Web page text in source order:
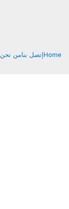
Homeإتصل بنامن نحن